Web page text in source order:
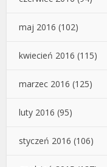
maj 2016 (102)
kwiecień 2016 (115)
marzec 2016 (125)
luty 2016 (95)
styczeń 2016 (106)